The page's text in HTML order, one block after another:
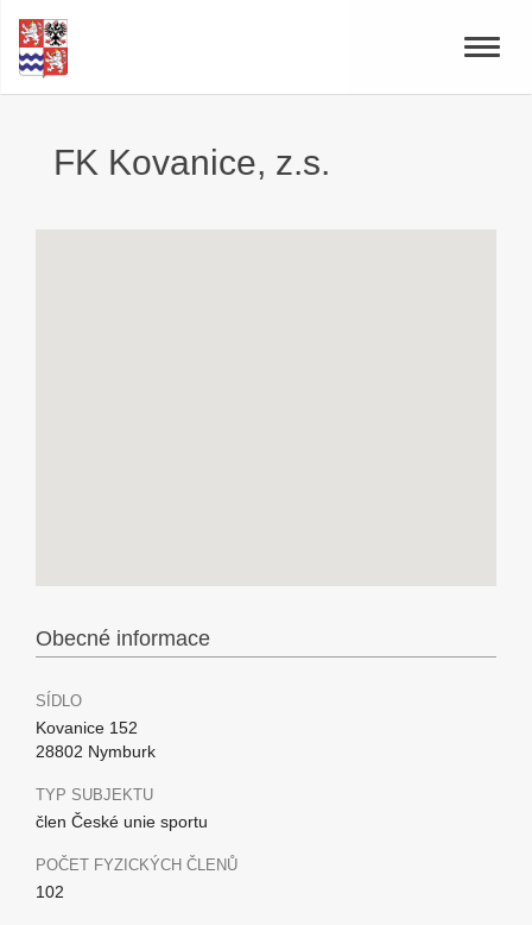
Toggle
FK Kovanice, z.s.
Obecné informace
SÍDLO
Kovanice 152
28802 Nymburk
TYP SUBJEKTU
člen České unie sportu
POČET FYZICKÝCH ČLENŮ
102